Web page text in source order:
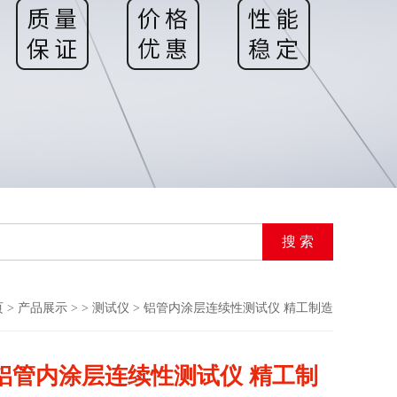
> 产品展示 > > 测试仪 > 铝管内涂层连续性测试仪 精工制造
管内涂层连续性测试仪 精工制